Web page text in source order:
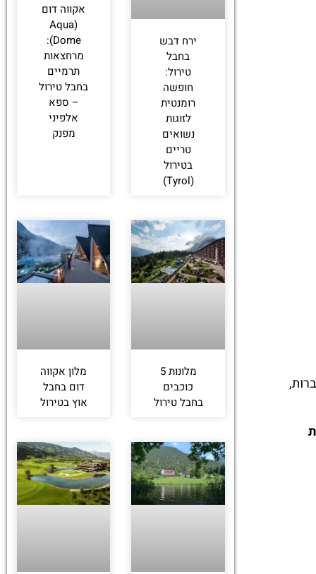
ירח דבש
בחבל
טירול:
חופשה
רומנטית
לזוגות
נשואים
טריים
בטירול
(Tyrol)
אקווה דום
(Aqua
Dome):
מרחצאות
תרמיים
בחבל טירול
– ספא
אלפיני
מפנק
מלונות 5
כוכבים
בחבל טירול
מלון אקווה
דום בחבל
אוץ בטירול